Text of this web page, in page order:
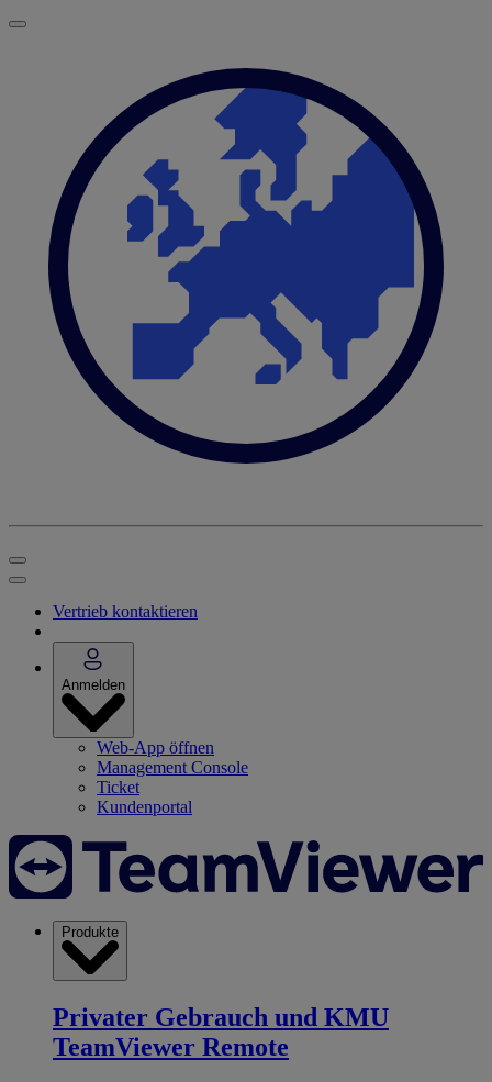
Vertrieb kontaktieren
Anmelden
Web-App öffnen
Management Console
Ticket
Kundenportal
Produkte
Privater Gebrauch und KMU
TeamViewer Remote